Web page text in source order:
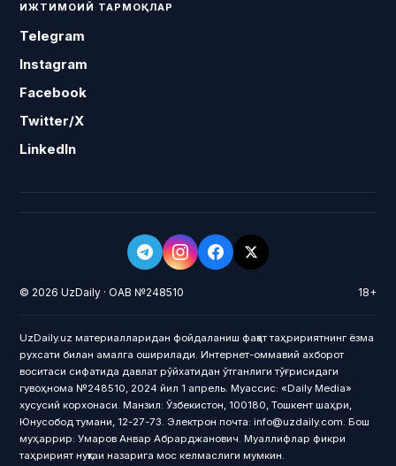
ИЖТИМОИЙ ТАРМОҚЛАР
Telegram
Instagram
Facebook
Twitter/X
LinkedIn
© 2026 UzDaily · ОАВ №248510 18+
UzDaily.uz материалларидан фойдаланиш фақат таҳририятнинг ёзма
рухсати билан амалга оширилади. Интернет-оммавий ахборот
воситаси сифатида давлат рўйхатидан ўтганлиги тўғрисидаги
гувоҳнома №248510, 2024 йил 1 апрель. Муассис: «Daily Media»
хусусий корхонаси. Манзил: Ўзбекистон, 100180, Тошкент шаҳри,
Юнусобод тумани, 12-27-73. Электрон почта: info@uzdaily.com. Бош
муҳаррир: Умаров Анвар Абрарджанович. Муаллифлар фикри
таҳририят нуқтаи назарига мос келмаслиги мумкин.